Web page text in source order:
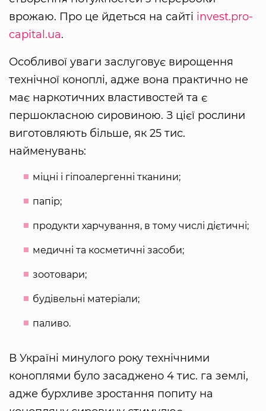
врожаю. Про це йдеться на сайті invest.pro-
capital.ua.
Особливої уваги заслуговує вирощення
технічної коноплі, адже вона практично не
має наркотичних властивостей та є
першокласною сировиною. З цієї рослини
виготовляють більше, як 25 тис.
найменувань:
міцні і гіпоалергенні тканини;
папір;
продукти харчування, в тому числі дієтичні;
медичні та косметичні засоби;
зоотовари;
будівельні матеріали;
паливо.
В Україні минулого року технічними
коноплями було засаджено 4 тис. га землі,
адже бурхливе зростання попиту на